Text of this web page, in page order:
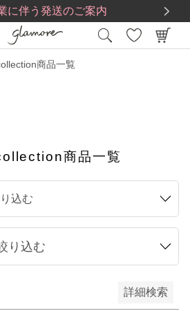
に伴う発送のご案内
税込)以上で送料無料
商品一覧
商品一覧
込む
り込む
詳細検索
限定
再入荷
商品を表示しない
予約商品のみを表示
検索